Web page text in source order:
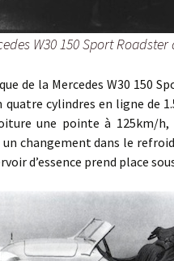
W30 150 Sport
la Mercedes W30 150
quatre cylindres en ligne de
une pointe à 125km/h,
changement dans le
d’essence prend place